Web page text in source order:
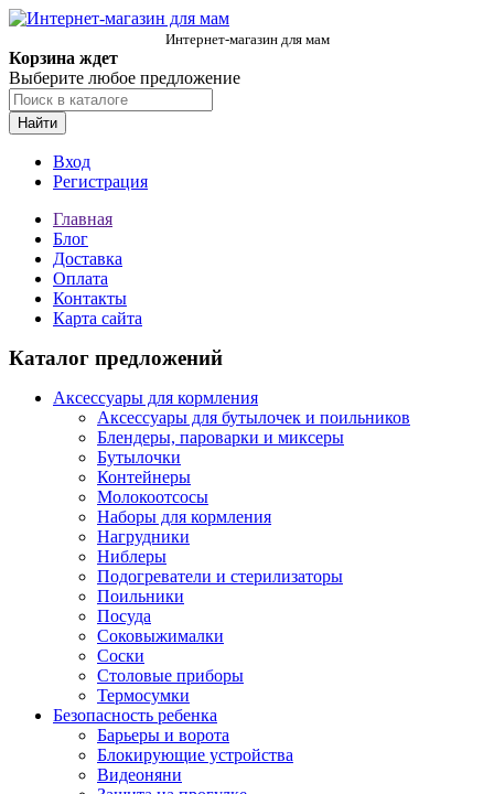
Интернет-магазин для мам
Корзина ждет
Выберите любое предложение
Найти
Вход
Регистрация
Главная
Блог
Доставка
Оплата
Контакты
Карта сайта
Каталог предложений
Аксессуары для кормления
Аксессуары для бутылочек и поильников
Блендеры, пароварки и миксеры
Бутылочки
Контейнеры
Молокоотсосы
Наборы для кормления
Нагрудники
Ниблеры
Подогреватели и стерилизаторы
Поильники
Посуда
Соковыжималки
Соски
Столовые приборы
Термосумки
Безопасность ребенка
Барьеры и ворота
Блокирующие устройства
Видеоняни